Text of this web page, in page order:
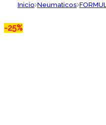
Inicio Neumaticos
-25%